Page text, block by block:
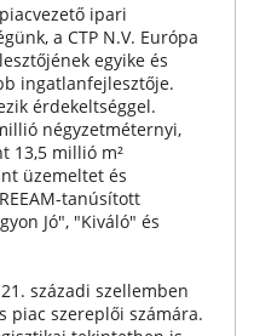
ipari
a CTP N.V. Európa
egyike és
ingatlanfejlesztője.
érdekeltséggel.
négyzetméternyi,
13,5 millió m²
üzemeltet és
tanúsított
Jó", "Kiváló" és
századi szellemben
piac szereplői számára.